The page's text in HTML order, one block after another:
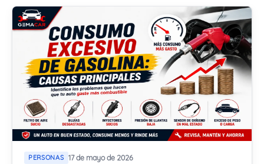
PERSONAS 17 de mayo de 2026